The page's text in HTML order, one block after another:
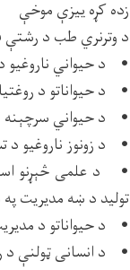
زده کړه ییزې موخې
د وترنري طب د رشتې
• د حیواني ناروغیو
• د حیواناتو د
• د حیواني سرچېنه
• د زونوز ناروغیو د
• د علمی څېړنو
تولید د ښه مدیریت په
• د حیواناتو د
• د انسانی ټولنې د